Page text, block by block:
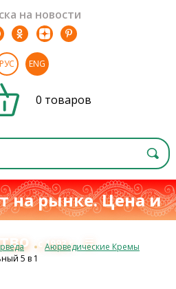
на новости
РУС ENG
0 товаров
на рынке. Цена и
с 1993 г.≡
Аюрведические Кремы
5 в 1